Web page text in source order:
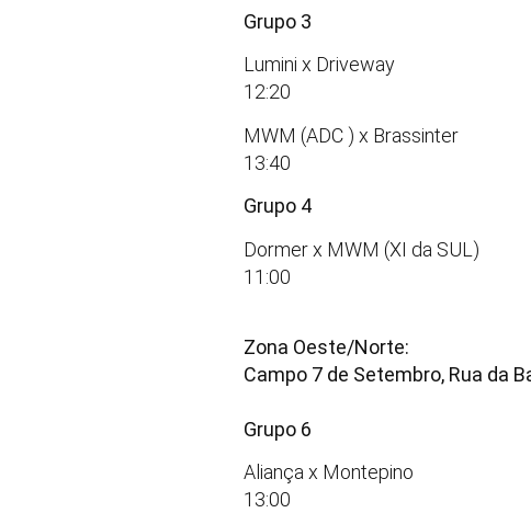
Grupo 3
Lumini x Driveway
12:20
MWM (ADC ) x Brassinter
13:40
Grupo 4
Dormer x MWM (XI da SUL)
11:00
Zona Oeste/Norte:
Campo 7 de Setembro, Rua da
Grupo 6
Aliança x Montepino
13:00